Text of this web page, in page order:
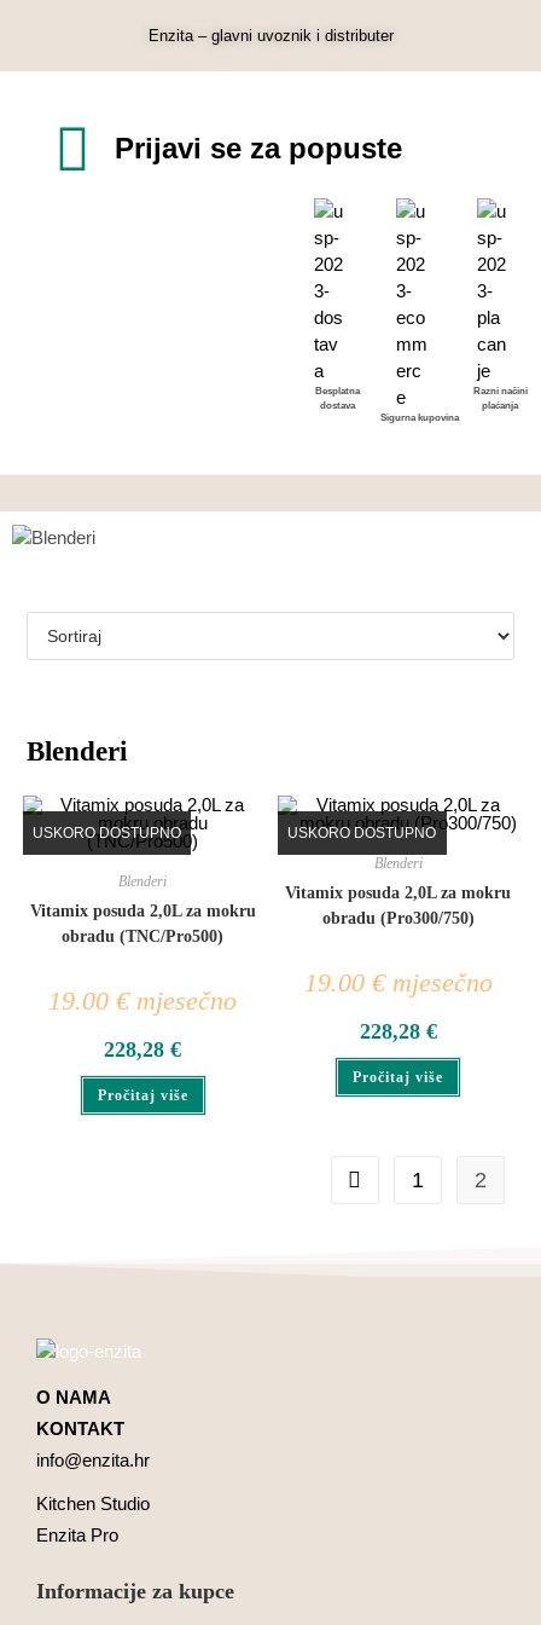
Enzita – glavni uvoznik i distributer
Prijavi se za popuste
Besplatna
dostava
Sigurna kupovina
Razni načini
plaćanja
Blenderi
USKORO DOSTUPNO
Blenderi
Vitamix posuda 2,0L za mokru
obradu (TNC/Pro500)
19.00 € mjesečno
228,28€
Pročitaj više
USKORO DOSTUPNO
Blenderi
Vitamix posuda 2,0L za mokru
obradu (Pro300/750)
19.00 € mjesečno
228,28 €
Pročitaj više
1 2
O NAMA
KONTAKT
info@enzita.hr
Kitchen Studio
Enzita Pro
Informacije za kupce